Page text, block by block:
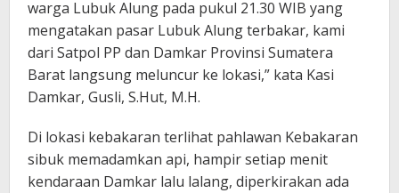
warga Lubuk Alung pada pukul 21.30 WIB yang
mengatakan pasar Lubuk Alung terbakar, kami
dari Satpol PP dan Damkar Provinsi Sumatera
Barat langsung meluncur ke lokasi,” kata Kasi
Damkar, Gusli, S.Hut, M.H.
Di lokasi kebakaran terlihat pahlawan Kebakaran
sibuk memadamkan api, hampir setiap menit
kendaraan Damkar lalu lalang, diperkirakan ada